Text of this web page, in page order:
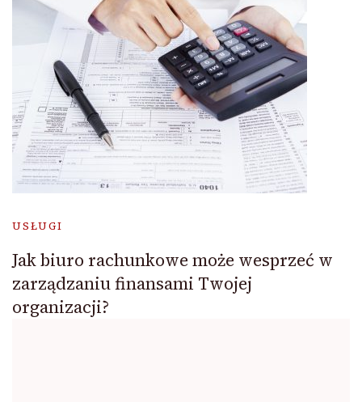
USŁUGI
Jak biuro rachunkowe może wesprzeć w
zarządzaniu finansami Twojej
organizacji?